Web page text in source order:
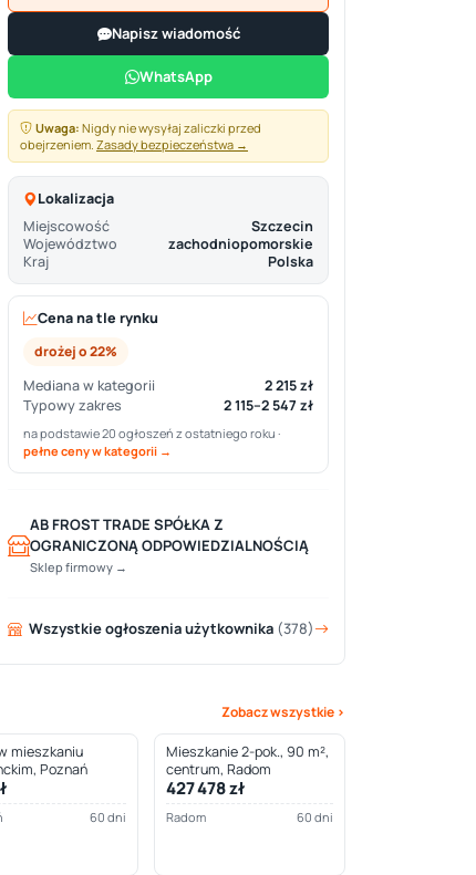
Napisz wiadomość
WhatsApp
Uwaga: Nigdy nie wysyłaj zaliczki przed
obejrzeniem. Zasady bezpieczeństwa →
Lokalizacja
Miejscowość
Szczecin
Województwo
zachodniopomorskie
Kraj
Polska
Cena na tle rynku
drożej o 22%
Mediana w kategorii
2 215 zł
Typowy zakres
2 115–2 547 zł
na podstawie 20 ogłoszeń z ostatniego roku ·
pełne ceny w kategorii →
AB FROST TRADE SPÓŁKA Z
OGRANICZONĄ ODPOWIEDZIALNOŚCIĄ
Sklep firmowy →
Wszystkie ogłoszenia użytkownika (378)
Zobacz wszystkie ›
mieszkaniu
Poznań
60 dni
Mieszkanie 2-pok., 90 m²,
centrum, Radom
427 478 zł
Radom 60 dni